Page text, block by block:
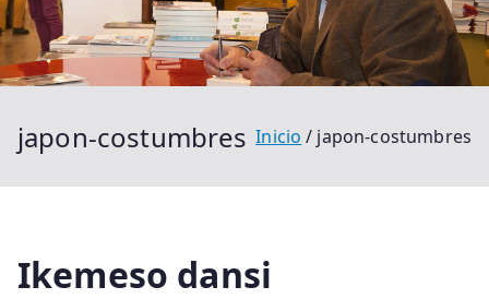
japon-costumbres Inicio japon-costumbres
Ikemeso dansi